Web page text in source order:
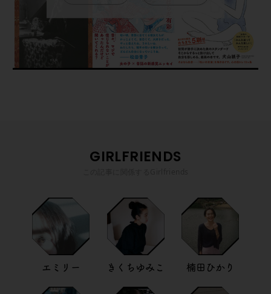
GIRLFRIENDS
エミリー きくちゆみこ 楠田ひかり